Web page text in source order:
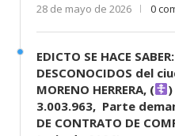
28 de mayo de 2026 0
EDICTO SE HACE
DESCONOCIDOS del
MORENO HERRERA, (
3.003.963, Parte
DE CONTRATO DE